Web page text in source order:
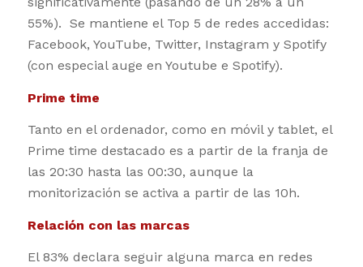
55%). Se mantiene el Top 5 de redes accedidas:
Facebook, YouTube, Twitter, Instagram y Spotify
(con especial auge en Youtube e Spotify).
Prime time
Tanto en el ordenador, como en móvil y tablet, el
Prime time destacado es a partir de la franja de
las 20:30 hasta las 00:30, aunque la
monitorización se activa a partir de las 10h.
Relación con las marcas
El 83% declara seguir alguna marca en redes